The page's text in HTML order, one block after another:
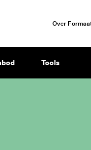
Over
Tools